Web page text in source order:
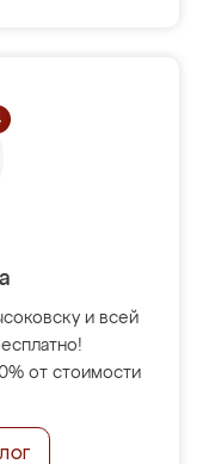
и всей
от стоимости